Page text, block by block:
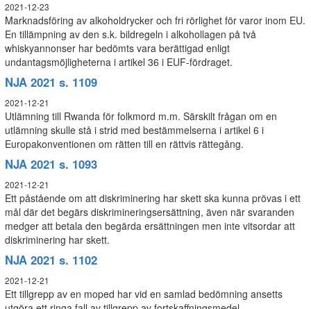
2021-12-23
Marknadsföring av alkoholdrycker och fri rörlighet för varor inom EU.
En tillämpning av den s.k. bildregeln i alkohollagen på två
whiskyannonser har bedömts vara berättigad enligt
undantagsmöjligheterna i artikel 36 i EUF-fördraget.
NJA 2021 s. 1109
2021-12-21
Utlämning till Rwanda för folkmord m.m. Särskilt frågan om en
utlämning skulle stå i strid med bestämmelserna i artikel 6 i
Europakonventionen om rätten till en rättvis rättegång.
NJA 2021 s. 1093
2021-12-21
Ett påstående om att diskriminering har skett ska kunna prövas i ett
mål där det begärs diskrimineringsersättning, även när svaranden
medger att betala den begärda ersättningen men inte vitsordar att
diskriminering har skett.
NJA 2021 s. 1102
2021-12-21
Ett tillgrepp av en moped har vid en samlad bedömning ansetts